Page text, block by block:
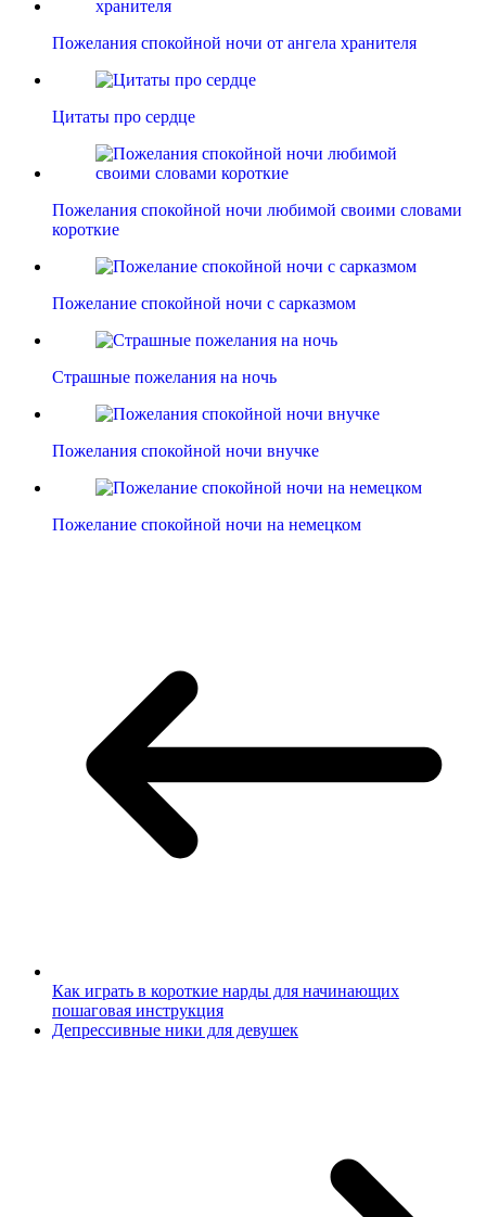
Пожелания спокойной ночи от ангела хранителя
Цитаты про сердце
Пожелания спокойной ночи любимой своими словами
короткие
Пожелание спокойной ночи с сарказмом
Страшные пожелания на ночь
Пожелания спокойной ночи внучке
Пожелание спокойной ночи на немецком
Как играть в короткие нарды для начинающих
пошаговая инструкция
Депрессивные ники для девушек